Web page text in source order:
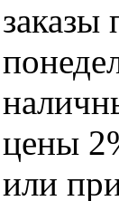
заказы
цены
или